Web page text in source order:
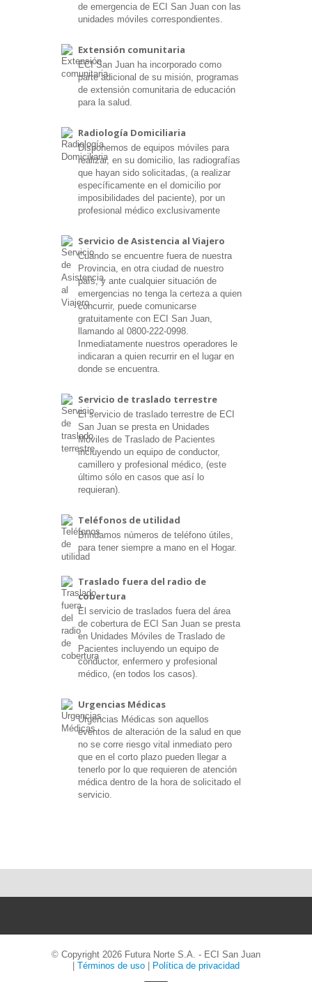
de emergencia de ECI San Juan con las
unidades móviles correspondientes.
Extensión comunitaria
ECI San Juan ha incorporado como
parte adicional de su misión, programas
de extensión comunitaria de educación
para la salud.
Radiología Domiciliaria
Disponemos de equipos móviles para
realizar, en su domicilio, las radiografías
que hayan sido solicitadas, (a realizar
específicamente en el domicilio por
imposibilidades del paciente), por un
profesional médico exclusivamente
Servicio de Asistencia al Viajero
Cuando se encuentre fuera de nuestra
Provincia, en otra ciudad de nuestro
país, y ante cualquier situación de
emergencias no tenga la certeza a quien
concurrir, puede comunicarse
gratuitamente con ECI San Juan,
llamando al 0800-222-0998.
Inmediatamente nuestros operadores le
indicaran a quien recurrir en el lugar en
donde se encuentra.
Servicio de traslado terrestre
El servicio de traslado terrestre de ECI
San Juan se presta en Unidades
Móviles de Traslado de Pacientes
incluyendo un equipo de conductor,
camillero y profesional médico, (este
último sólo en casos que así lo
requieran).
Teléfonos de utilidad
Brindamos números de teléfono útiles,
para tener siempre a mano en el Hogar.
Traslado fuera del radio de
cobertura
El servicio de traslados fuera del área
de cobertura de ECI San Juan se presta
en Unidades Móviles de Traslado de
Pacientes incluyendo un equipo de
conductor, enfermero y profesional
médico, (en todos los casos).
Urgencias Médicas
Urgencias Médicas son aquellos
eventos de alteración de la salud en que
no se corre riesgo vital inmediato pero
que en el corto plazo pueden llegar a
tenerlo por lo que requieren de atención
médica dentro de la hora de solicitado el
servicio.
© Copyright 2026 Futura Norte S.A. - ECI San Juan
Términos de uso Política de privacidad